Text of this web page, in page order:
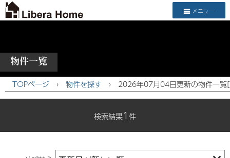
メニュー
物件一覧
TOPページ › 物件を探す › 2026年07月04日更新の物件一覧
検索結果1 件